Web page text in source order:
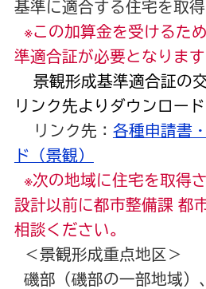
基準に適合する住宅を取
※この加算金を受けるた
準適合証が必要となります
景観形成基準適合証の
リンク先よりダウンロード
リンク先： 各種申請書
ド（景観）
※次の地域に住宅を取得
設計以前に都市整備課 都
相談ください。
＜景観形成重点地区＞
磯部（磯部の一部地域）